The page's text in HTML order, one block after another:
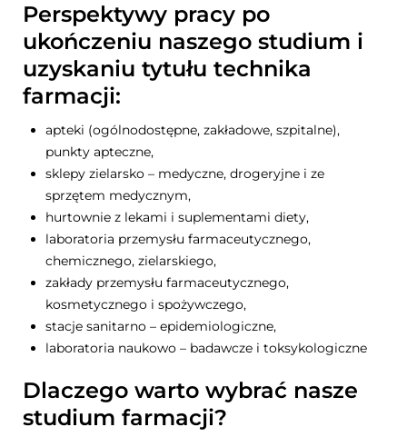
Perspektywy pracy po
ukończeniu naszego studium i
uzyskaniu tytułu technika
farmacji:
apteki (ogólnodostępne, zakładowe, szpitalne),
punkty apteczne,
sklepy zielarsko – medyczne, drogeryjne i ze
sprzętem medycznym,
hurtownie z lekami i suplementami diety,
laboratoria przemysłu farmaceutycznego,
chemicznego, zielarskiego,
zakłady przemysłu farmaceutycznego,
kosmetycznego i spożywczego,
stacje sanitarno – epidemiologiczne,
laboratoria naukowo – badawcze i toksykologiczne
Dlaczego warto wybrać nasze
studium farmacji?